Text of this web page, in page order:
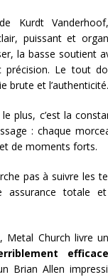
Kurdt
puissant et
la basse soutient
précision. Le tout
brute et l’authenticité.
plus, c’est la
: chaque
de moments forts.
pas à suivre les
assurance totale
, Metal Church livre
Brian Allen